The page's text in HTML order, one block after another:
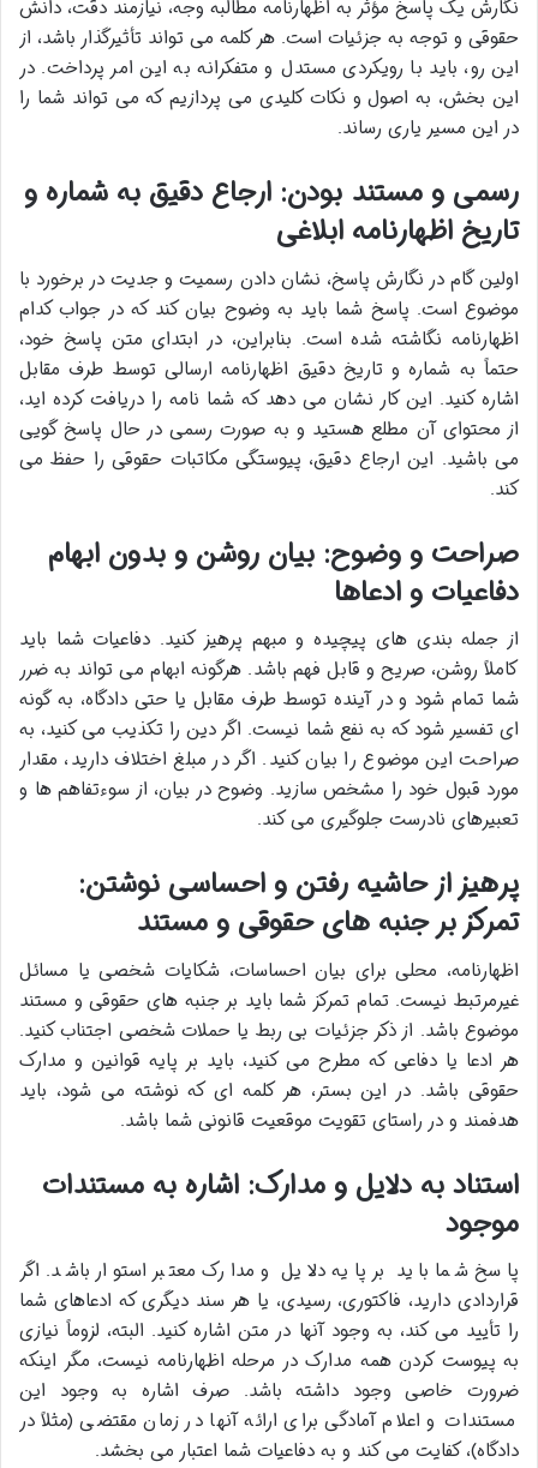
نگارش یک پاسخ مؤثر به اظهارنامه مطالبه وجه، نیازمند دقت، دانش
حقوقی و توجه به جزئیات است. هر کلمه می تواند تأثیرگذار باشد، از
این رو، باید با رویکردی مستدل و متفکرانه به این امر پرداخت. در
این بخش، به اصول و نکات کلیدی می پردازیم که می تواند شما را
در این مسیر یاری رساند.
رسمی و مستند بودن: ارجاع دقیق به شماره و
تاریخ اظهارنامه ابلاغی
اولین گام در نگارش پاسخ، نشان دادن رسمیت و جدیت در برخورد با
موضوع است. پاسخ شما باید به وضوح بیان کند که در جواب کدام
اظهارنامه نگاشته شده است. بنابراین، در ابتدای متن پاسخ خود،
حتماً به شماره و تاریخ دقیق اظهارنامه ارسالی توسط طرف مقابل
اشاره کنید. این کار نشان می دهد که شما نامه را دریافت کرده اید،
از محتوای آن مطلع هستید و به صورت رسمی در حال پاسخ گویی
می باشید. این ارجاع دقیق، پیوستگی مکاتبات حقوقی را حفظ می
کند.
صراحت و وضوح: بیان روشن و بدون ابهام
دفاعیات و ادعاها
از جمله بندی های پیچیده و مبهم پرهیز کنید. دفاعیات شما باید
کاملاً روشن، صریح و قابل فهم باشد. هرگونه ابهام می تواند به ضرر
شما تمام شود و در آینده توسط طرف مقابل یا حتی دادگاه، به گونه
ای تفسیر شود که به نفع شما نیست. اگر دین را تکذیب می کنید، به
صراحت این موضوع را بیان کنید. اگر در مبلغ اختلاف دارید، مقدار
مورد قبول خود را مشخص سازید. وضوح در بیان، از سوءتفاهم ها و
تعبیرهای نادرست جلوگیری می کند.
پرهیز از حاشیه رفتن و احساسی نوشتن:
تمرکز بر جنبه های حقوقی و مستند
اظهارنامه، محلی برای بیان احساسات، شکایات شخصی یا مسائل
غیرمرتبط نیست. تمام تمرکز شما باید بر جنبه های حقوقی و مستند
موضوع باشد. از ذکر جزئیات بی ربط یا حملات شخصی اجتناب کنید.
هر ادعا یا دفاعی که مطرح می کنید، باید بر پایه قوانین و مدارک
حقوقی باشد. در این بستر، هر کلمه ای که نوشته می شود، باید
هدفمند و در راستای تقویت موقعیت قانونی شما باشد.
استناد به دلایل و مدارک: اشاره به مستندات
موجود
پاسخ شما باید بر پایه دلایل و مدارک معتبر استوار باشد. اگر
قراردادی دارید، فاکتوری، رسیدی، یا هر سند دیگری که ادعاهای شما
را تأیید می کند، به وجود آنها در متن اشاره کنید. البته، لزوماً نیازی
به پیوست کردن همه مدارک در مرحله اظهارنامه نیست، مگر اینکه
ضرورت خاصی وجود داشته باشد. صرف اشاره به وجود این
مستندات و اعلام آمادگی برای ارائه آنها در زمان مقتضی (مثلاً در
دادگاه)، کفایت می کند و به دفاعیات شما اعتبار می بخشد.